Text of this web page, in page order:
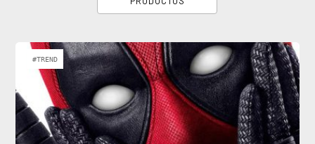
#TREND